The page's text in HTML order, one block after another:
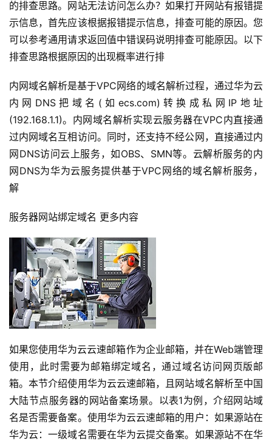
的排查思路。网站无法访问怎么办？如果打开网站有报错提
示信息，首先应该根据报错提示信息，排查可能的原因。您
可以参考通用请求返回值中错误码说明排查可能原因。以下
排查思路根据原因的出现概率进行排
内网域名解析是基于VPC网络的域名解析过程，通过华为云
内网DNS把域名(如ecs.com)转换成私网IP地址
(192.168.1.1)。内网域名解析实现云服务器在VPC内直接通
过内网域名互相访问。同时，还支持不经公网，直接通过内
网DNS访问云上服务，如OBS、SMN等。云解析服务的内
网DNS为华为云服务提供基于VPC网络的域名解析服务，
解
服务器网站绑定域名 更多内容
如果您使用华为云云速邮箱作为企业邮箱，并在Web端管理
使用，此时需要为邮箱绑定域名，通过域名访问网页版邮
箱。本节介绍使用华为云云速邮箱，且网站域名解析至中国
大陆节点服务器的网站备案场景。以表1为例，介绍网站域
名是否需要备案。使用华为云云速邮箱的用户：如果源站在
华为云：一级域名需要在华为云提交备案。如果源站不在华